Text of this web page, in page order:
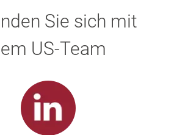
Sie sich mit
US-Team